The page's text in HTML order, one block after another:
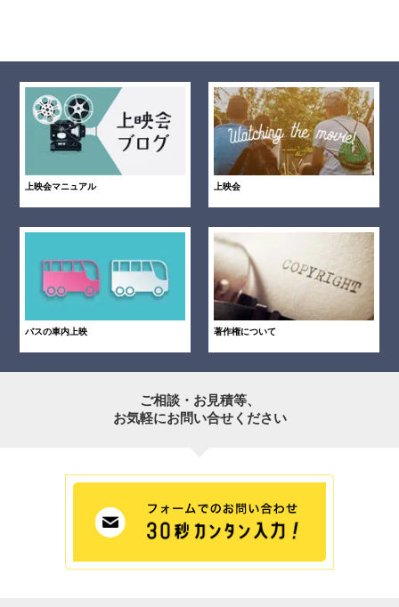
上映会マニュアル 上映会
バスの車内上映 著作権について
ご相談・お見積等、
お気軽にお問い合せください